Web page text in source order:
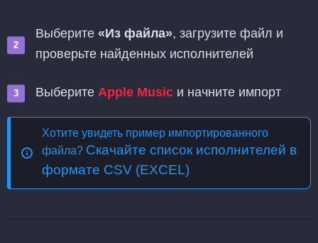
Выберите «Из файла», загрузите файл и
проверьте найденных исполнителей
Выберите Apple Music и начните импорт
Хотите увидеть пример импортированного
файла? Скачайте список исполнителей в
формате CSV (EXCEL)